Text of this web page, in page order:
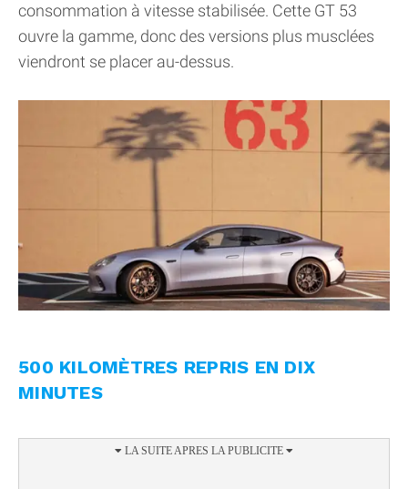
consommation à vitesse stabilisée. Cette GT 53
ouvre la gamme, donc des versions plus musclées
viendront se placer au-dessus.
500 KILOMÈTRES REPRIS EN DIX
MINUTES